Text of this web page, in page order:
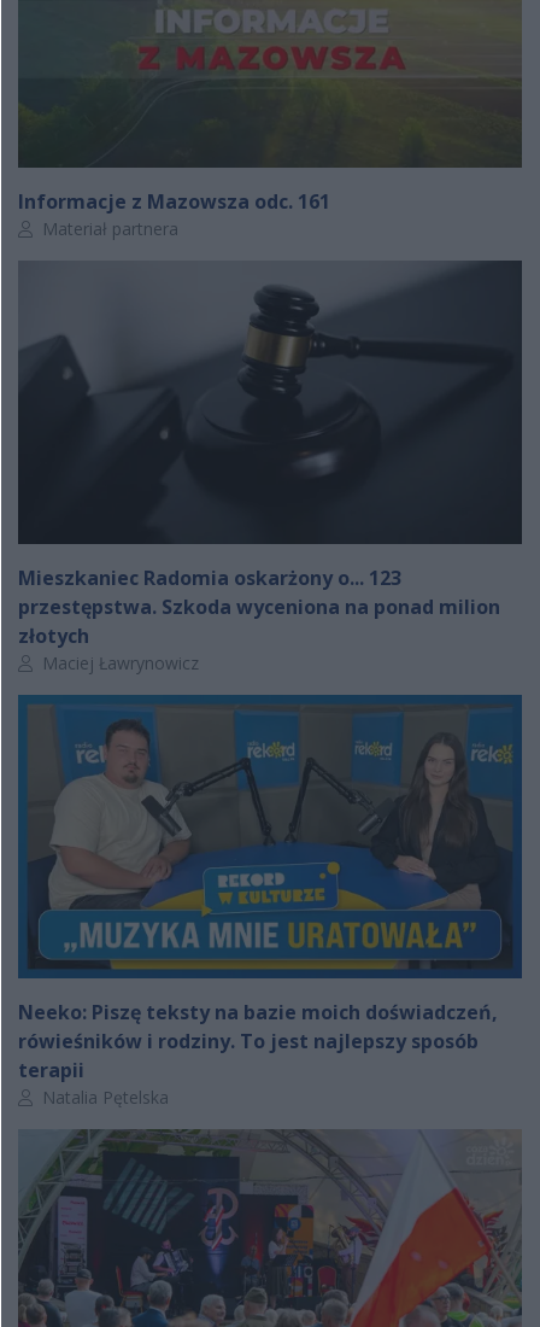
Informacje z Mazowsza odc. 161
Autor artykułu:
Materiał partnera
Mieszkaniec Radomia oskarżony o... 123
przestępstwa. Szkoda wyceniona na ponad milion
złotych
Autor artykułu:
Maciej Ławrynowicz
Neeko: Piszę teksty na bazie moich doświadczeń,
rówieśników i rodziny. To jest najlepszy sposób
terapii
Autor artykułu:
Natalia Pętelska